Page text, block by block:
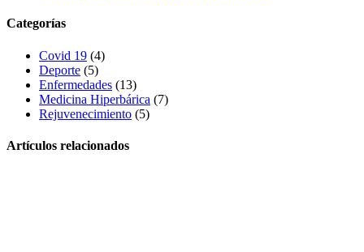
Categorías
Covid 19 (4)
Deporte (5)
Enfermedades (13)
Medicina Hiperbárica (7)
Rejuvenecimiento (5)
Artículos relacionados